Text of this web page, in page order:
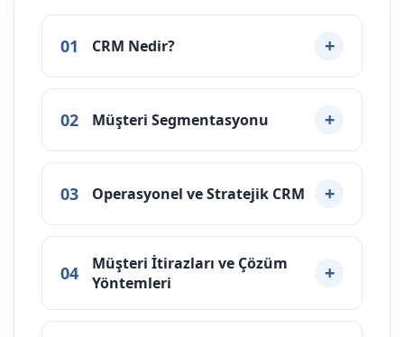
01 CRM Nedir?
02 Müşteri Segmentasyonu
03 Operasyonel ve Stratejik CRM
04
Müşteri İtirazları ve Çözüm
Yöntemleri